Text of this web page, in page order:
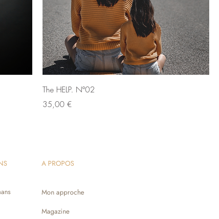
The HELP. N°02
Precio
35,00 €
A PROPOS
Mon approche
Magazine